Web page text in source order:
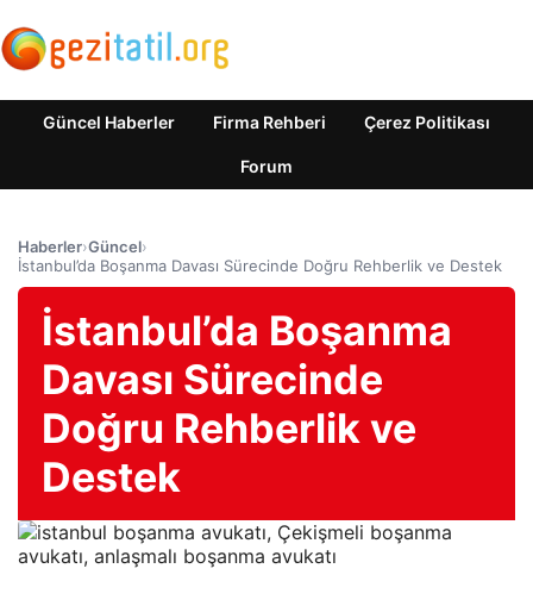
Güncel Haberler Firma Rehberi Çerez Politikası
Forum
Haberler›Güncel›
İstanbul’da Boşanma Davası Sürecinde Doğru Rehberlik ve Destek
İstanbul’da Boşanma
Davası Sürecinde
Doğru Rehberlik ve
Destek